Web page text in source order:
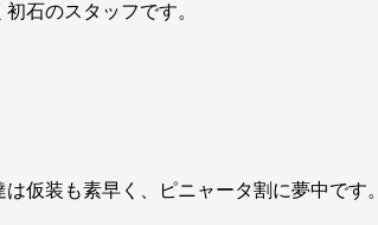
石のスタッフです。
仮装も素早く、ピニャータ割に夢中です。